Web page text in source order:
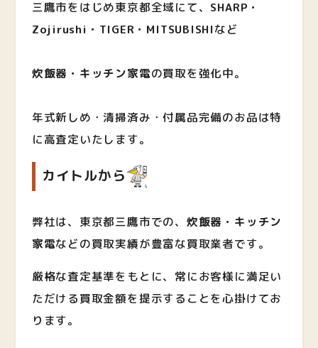
三鷹市をはじめ東京都全域にて、 SHARP・
Zojirushi・TIGER・MITSUBISHIなど
炊飯器・キッチン家電の買取を強化中。
年式新しめ・清掃済み・付属品完備のお品は特
に高査定いたします。
カイトルから
弊社は、東京都三鷹市での、 炊飯器・キッチン
家電などの買取実績が豊富な買取業者です。
厳格な査定基準をもとに、常にお客様に満足い
ただける買取金額を提示することを心掛けてお
ります。